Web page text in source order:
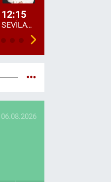
12:15
SEVİLAY SUNGUR İLE ELİMİN BEREKETİ
06.08.2026